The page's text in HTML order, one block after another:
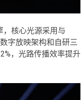
，核心光源采用与
字放映架构和自研三
，光路传播效率提升